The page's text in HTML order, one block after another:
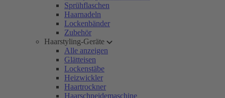
Sprühflaschen
Haarnadeln
Lockenbänder
Zubehör
Haarstyling-Geräte
Alle anzeigen
Glätteisen
Lockenstäbe
Heizwickler
Haartrockner
Haarschneidemaschine